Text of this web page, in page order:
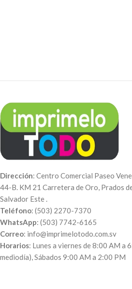
Dirección: Centro Comercial Paseo
44-B. KM 21 Carretera de Oro, Prados
Salvador Este .
Teléfono: (503) 2270-7370
WhatsApp: (503) 7742-6165
Correo: info@imprimelotodo.com.sv
Horarios: Lunes a viernes de 8:00 AM a
mediodía), Sábados 9:00 AM a 2:00 PM